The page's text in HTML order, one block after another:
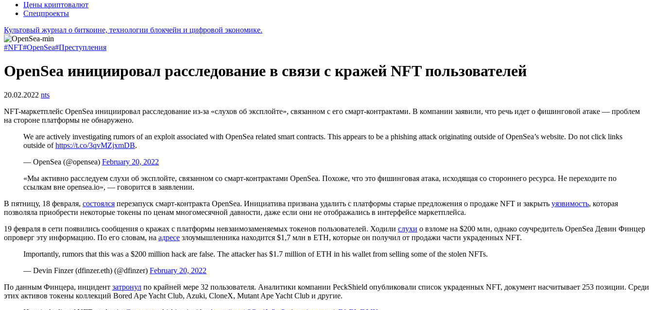
Цены криптовалют
Спецпроекты
Культовый журнал о биткоине, технологии блокчейн и цифровой экономике.
#NFT#OpenSea#Преступления
OpenSea инициировал расследование в связи с кражей NFT пользователей
20.02.2022 nts
NFT-маркетплейс OpenSea инициировал расследование из-за «слухов об эксплойте», связанном с его смарт-контрактами. В компании заявили, что речь идет о фишинговой атаке — проблем
на стороне платформы не обнаружено.
We are actively investigating rumors of an exploit associated with OpenSea related smart contracts. This appears to be a phishing attack originating outside of OpenSea’s website. Do not click links
outside ofhttps://t.co/3qvMZjxmDB.
— OpenSea (@opensea) February 20, 2022
«Мы активно расследуем слухи об эксплойте, связанном со смарт-контрактами OpenSea. Похоже, что это фишинговая атака, исходящая со стороннего ресурса. Не переходите по
ссылкам вне opensea.io», — говорится в заявлении.
В пятницу, 18 февраля, состоялся перезапуск смарт-контракта OpenSea. Инициатива призвана удалить с платформы старые предложения о продаже NFT и закрыть уязвимость, которая
позволяла приобрести некоторые токены по ценам многомесячной давности, даже если они не отображались в интерфейсе маркетплейса.
19 февраля в сети появились сообщения о кражах с платформы невзаимозаменяемых токенов пользователей. Ходили слухи о взломе на $200 млн, однако соучредитель OpenSea Девин Финцер
опроверг эту информацию. По его словам, на адресе злоумышленника находится $1,7 млн в ETH, которые он получил от продажи части украденных NFT.
Importantly, rumors that this was a $200 million hack are false. The attacker has $1.7 million of ETH in his wallet from selling some of the stolen NFTs.
— Devin Finzer (dfinzer.eth) (@dfinzer) February 20, 2022
По данным Финцера, инцидент затронул по крайней мере 32 пользователя. Аналитики компании PeckShield опубликовали список украденных NFT, документ насчитывает 253 позиции. Среди
этих активов токены коллекций Bored Ape Yacht Club, Azuki, CloneX, Mutant Ape Yacht Club и другие.